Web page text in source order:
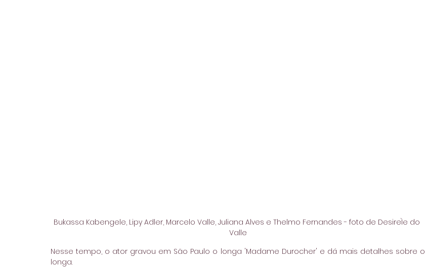
Bukassa Kabengele, Lipy Adler, Marcelo Valle, Juliana Alves e Thelmo Fernandes - foto de DesireÌe do
Valle
Nesse tempo, o ator gravou em São Paulo o longa 'Madame Durocher' e dá mais detalhes sobre o
longa.